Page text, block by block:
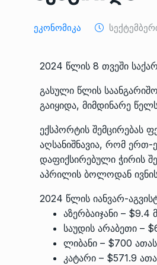
Ეკონომიკა
2024 წლის 8 თვეში
გასული წლის
გაიყიდა, მიმდინარე
ექსპორტის შემცირებას
აღსანიშნავია, რომ
დაფიქსირებული ჭირის
აპრილის ბოლოდან
2024 წლის იანვარ-
აზერბაიჯანი – $9.4
საუდის არაბეთი –
ლიბანი – $700
კატარი – $571.9
8
9
10